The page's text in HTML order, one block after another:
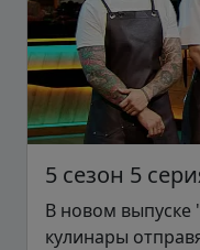
5 сезон 5
В новом
кулинары